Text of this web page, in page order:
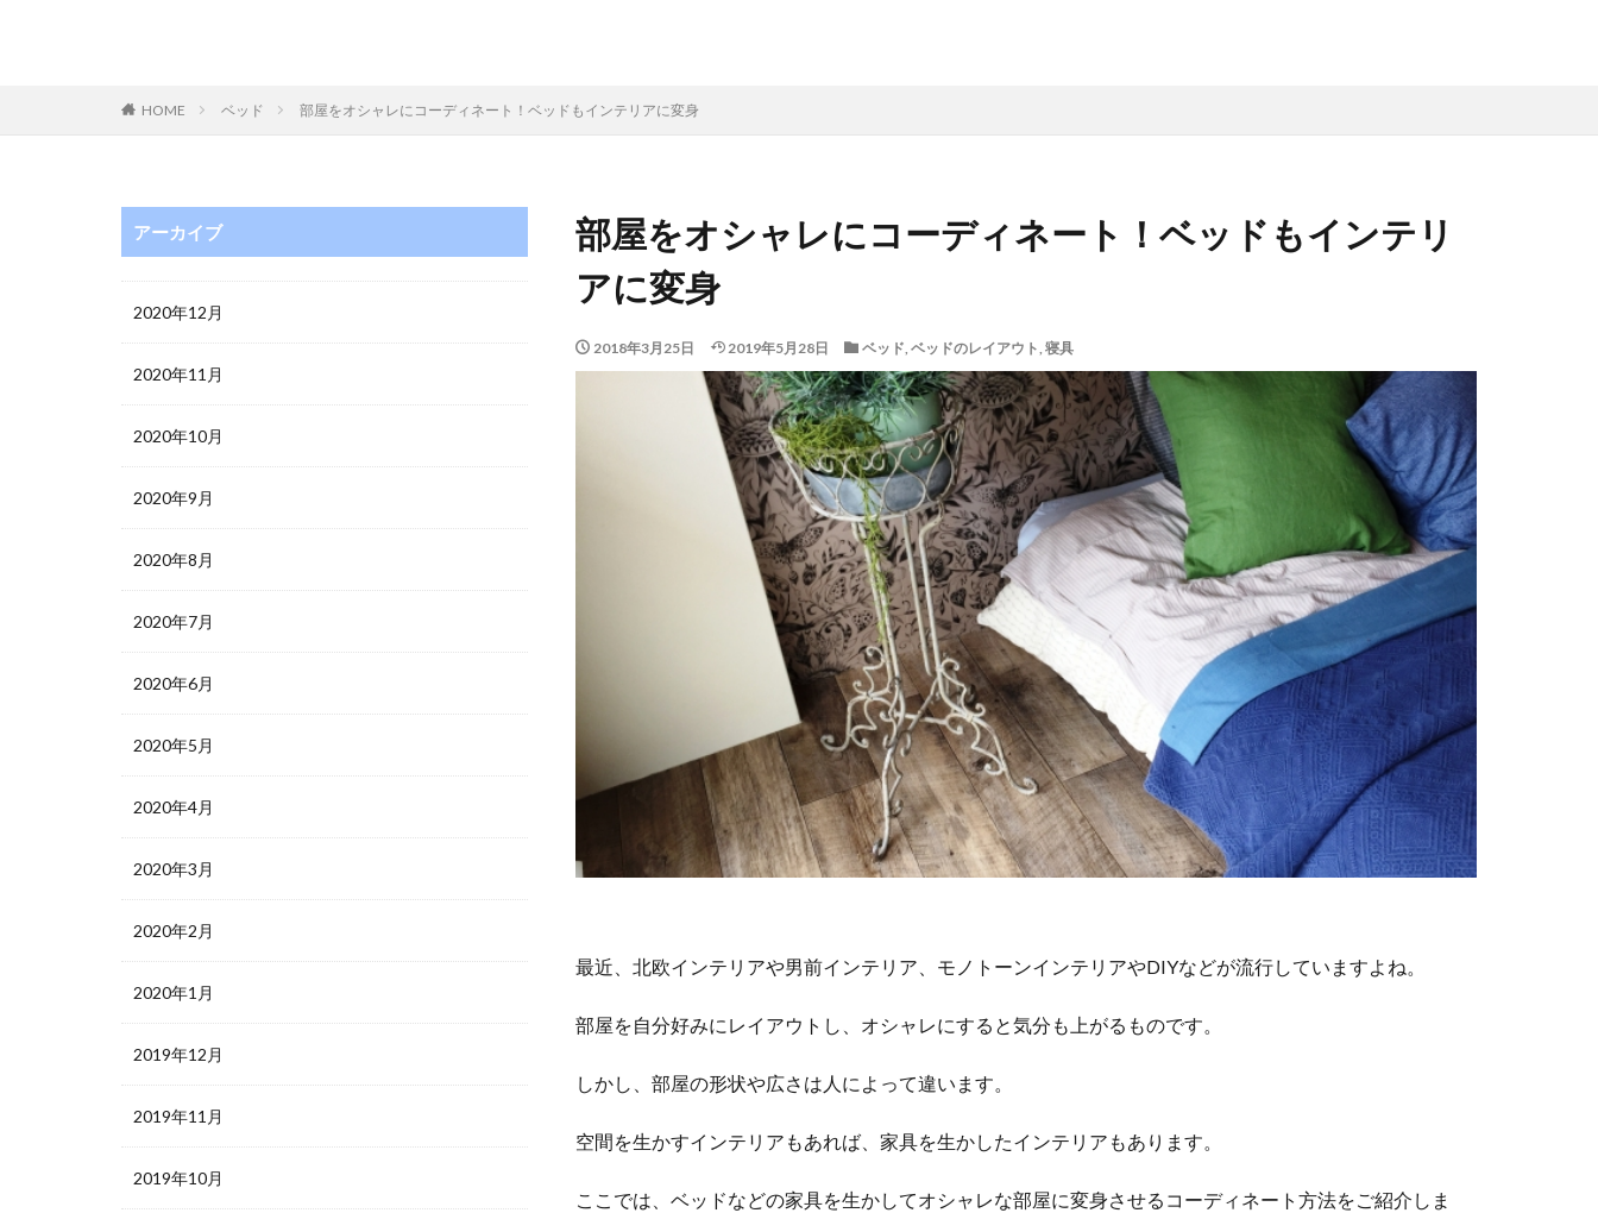
HOME ベッド 部屋をオシャレにコーディネート！ベッドもインテリアに変身
部屋をオシャレにコーディネート！ベッドもインテリ
アに変身
2018年3月25日 2019年5月28日 ベッド, ベッドのレイアウト, 寝具
最近、北欧インテリアや男前インテリア、モノトーンインテリアやDIYなどが流行していますよね。
部屋を自分好みにレイアウトし、オシャレにすると気分も上がるものです。
しかし、部屋の形状や広さは人によって違います。
空間を生かすインテリアもあれば、家具を生かしたインテリアもあります。
ここでは、ベッドなどの家具を生かしてオシャレな部屋に変身させるコーディネート方法をご紹介しま
アーカイブ
2020年12月
2020年11月
2020年10月
2020年9月
2020年8月
2020年7月
2020年6月
2020年5月
2020年4月
2020年3月
2020年2月
2020年1月
2019年12月
2019年11月
2019年10月